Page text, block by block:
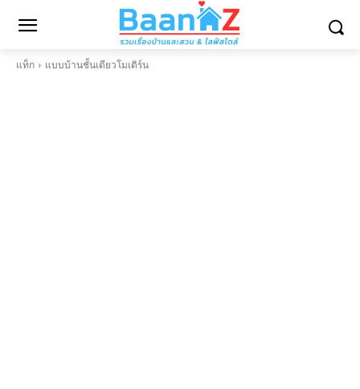
แท็ก แบบบ้านชั้นเดียวโมเดิร์น